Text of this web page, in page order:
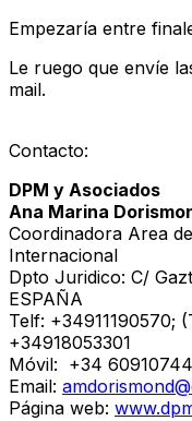
Empezaría entre
Le ruego que envíe
mail.
Contacto:
DPM y Asociados
Ana Marina
Coordinadora Area
Internacional
Dpto Juridico: C/
ESPAÑA
Telf: +34911190570;
+34918053301
Móvil: +34
Email:
Página web: